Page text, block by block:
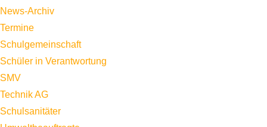
News-Archiv
Termine
Schulgemeinschaft
Schüler in Verantwortung
SMV
Technik AG
Schulsanitäter